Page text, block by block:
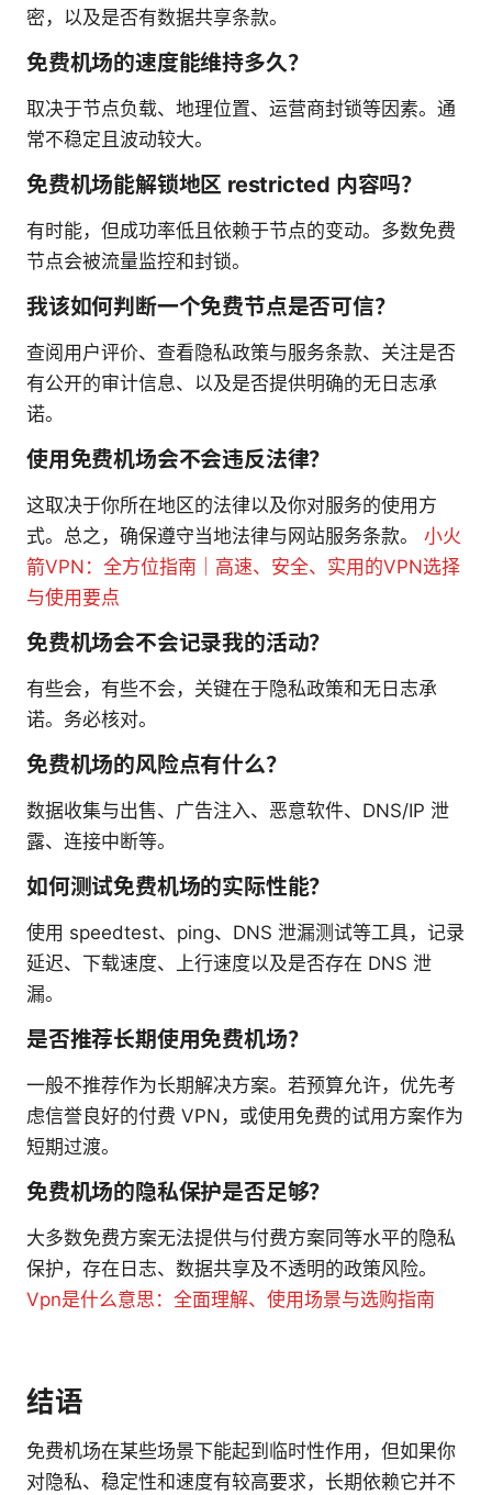
密，以及是否有数据共享条款。
免费机场的速度能维持多久？
取决于节点负载、地理位置、运营商封锁等因素。通
常不稳定且波动较大。
免费机场能解锁地区 restricted 内容吗？
有时能，但成功率低且依赖于节点的变动。多数免费
节点会被流量监控和封锁。
我该如何判断一个免费节点是否可信？
查阅用户评价、查看隐私政策与服务条款、关注是否
有公开的审计信息、以及是否提供明确的无日志承
诺。
使用免费机场会不会违反法律？
这取决于你所在地区的法律以及你对服务的使用方
式。总之，确保遵守当地法律与网站服务条款。 小火
箭VPN：全方位指南｜高速、安全、实用的VPN选择
与使用要点
免费机场会不会记录我的活动？
有些会，有些不会，关键在于隐私政策和无日志承
诺。务必核对。
免费机场的风险点有什么？
数据收集与出售、广告注入、恶意软件、DNS/IP 泄
露、连接中断等。
如何测试免费机场的实际性能？
使用 speedtest、ping、DNS 泄漏测试等工具，记录
延迟、下载速度、上行速度以及是否存在 DNS 泄
漏。
是否推荐长期使用免费机场？
一般不推荐作为长期解决方案。若预算允许，优先考
虑信誉良好的付费 VPN，或使用免费的试用方案作为
短期过渡。
免费机场的隐私保护是否足够？
大多数免费方案无法提供与付费方案同等水平的隐私
保护，存在日志、数据共享及不透明的政策风险。
Vpn是什么意思：全面理解、使用场景与选购指南
结语
免费机场在某些场景下能起到临时性作用，但如果你
对隐私、稳定性和速度有较高要求，长期依赖它并不